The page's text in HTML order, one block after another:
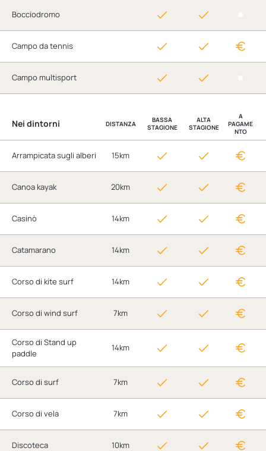
Bocciodromo
Campo da tennis
Campo multisport
Nei dintorni DISTANZA
BASSA
STAGIONE
ALTA
STAGIONE
A
PAGAME
NTO
Arrampicata sugli alberi 15km
Canoa kayak 20km
Casinò 14km
Catamarano 14km
Corso di kite surf 14km
Corso di wind surf 7km
Corso di Stand up
paddle
14km
Corso di surf 7km
Corso di vela 7km
Discoteca 10km